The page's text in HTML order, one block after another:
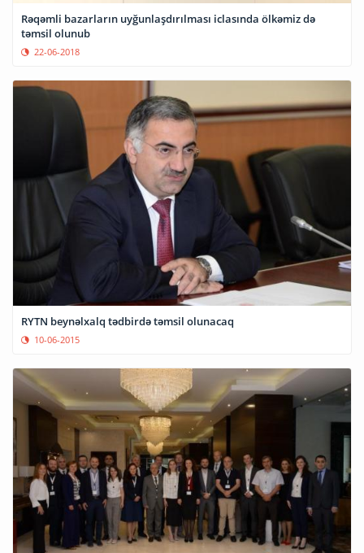
Rəqəmli bazarların uyğunlaşdırılması iclasında ölkəmiz də
təmsil olunub
22-06-2018
RYTN beynəlxalq tədbirdə təmsil olunacaq
10-06-2015